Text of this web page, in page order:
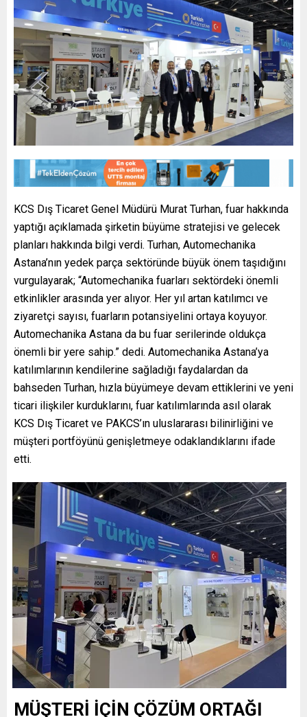
KCS Dış Ticaret Genel Müdürü Murat Turhan, fuar hakkında
yaptığı açıklamada şirketin büyüme stratejisi ve gelecek
planları hakkında bilgi verdi. Turhan, Automechanika
Astana’nın yedek parça sektöründe büyük önem taşıdığını
vurgulayarak; “Automechanika fuarları sektördeki önemli
etkinlikler arasında yer alıyor. Her yıl artan katılımcı ve
ziyaretçi sayısı, fuarların potansiyelini ortaya koyuyor.
Automechanika Astana da bu fuar serilerinde oldukça
önemli bir yere sahip.” dedi. Automechanika Astana’ya
katılımlarının kendilerine sağladığı faydalardan da
bahseden Turhan, hızla büyümeye devam ettiklerini ve yeni
ticari ilişkiler kurduklarını, fuar katılımlarında asıl olarak
KCS Dış Ticaret ve PAKCS’ın uluslararası bilinirliğini ve
müşteri portföyünü genişletmeye odaklandıklarını ifade
etti.
MÜŞTERİ İÇİN ÇÖZÜM ORTAĞI